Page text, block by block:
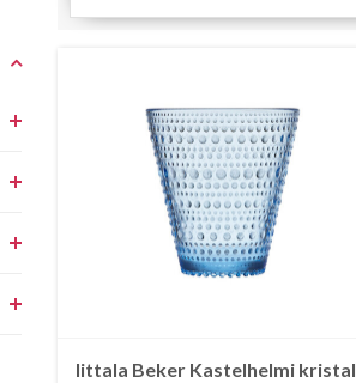
Iittala Beker Kastelhelmi kristal